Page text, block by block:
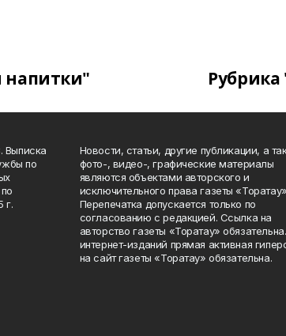
напитки"
Выписка
по
г.
Новости, статьи, другие публикации, а
фото-, видео-, графические материалы
являются объектами авторского и
исключительного права газеты
Перепечатка допускается только по
согласованию с редакцией. Ссылка на
авторство газеты «Торатау»
интернет-изданий прямая активная
на сайт газеты «Торатау» обязательна.